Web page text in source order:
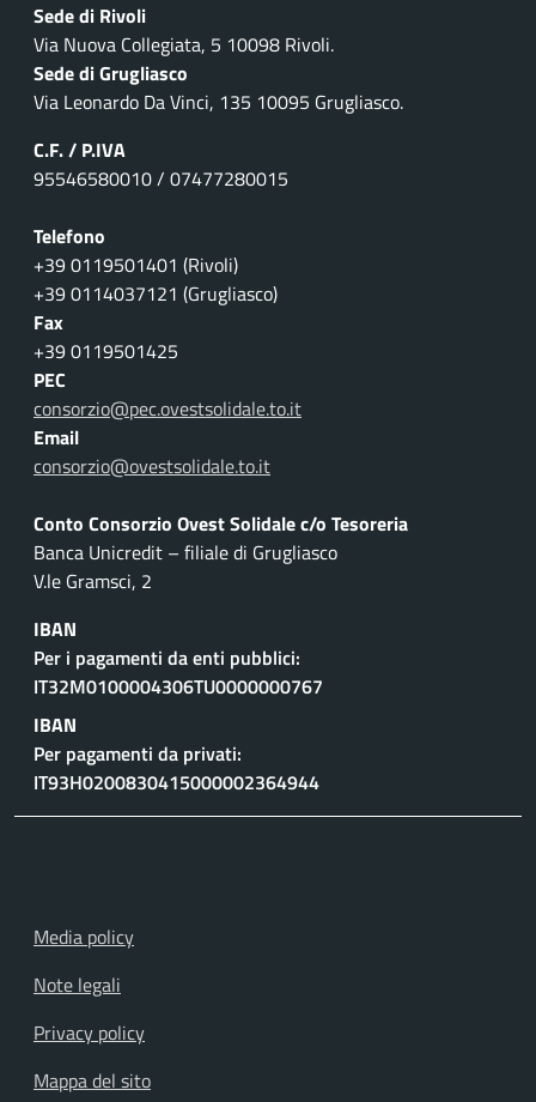
Sede di Rivoli
Via Nuova Collegiata, 5 10098 Rivoli.
Sede di Grugliasco
Via Leonardo Da Vinci, 135 10095 Grugliasco.
C.F. / P.IVA
95546580010 / 07477280015
Telefono
+39 0119501401 (Rivoli)
+39 0114037121 (Grugliasco)
Fax
+39 0119501425
PEC
consorzio@pec.ovestsolidale.to.it
Email
consorzio@ovestsolidale.to.it
Conto Consorzio Ovest Solidale c/o Tesoreria
Banca Unicredit – filiale di Grugliasco
V.le Gramsci, 2
IBAN
Per i pagamenti da enti pubblici:
IT32M0100004306TU0000000767
IBAN
Per pagamenti da privati:
IT93H0200830415000002364944
Media policy
Note legali
Privacy policy
Mappa del sito